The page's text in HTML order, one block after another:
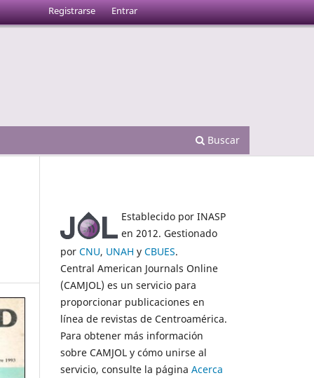
Buscar
Registrarse Entrar
Establecido por INASP
en 2012. Gestionado
por CNU, UNAH y CBUES.
Central American Journals Online
(CAMJOL) es un servicio para
proporcionar publicaciones en
línea de revistas de Centroamérica.
Para obtener más información
sobre CAMJOL y cómo unirse al
servicio, consulte la página Acerca